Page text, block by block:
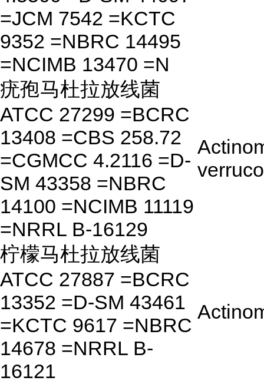
=JCM 7542 =KCTC
9352 =NBRC 14495
=NCIMB 13470 =N
疣孢马杜拉放线菌
ATCC 27299 =BCRC
13408 =CBS 258.72
=CGMCC 4.2116 =D-
SM 43358 =NBRC
14100 =NCIMB 11119
=NRRL B-16129
柠檬马杜拉放线菌
ATCC 27887 =BCRC
13352 =D-SM 43461
=KCTC 9617 =NBRC
14678 =NRRL B-
16121